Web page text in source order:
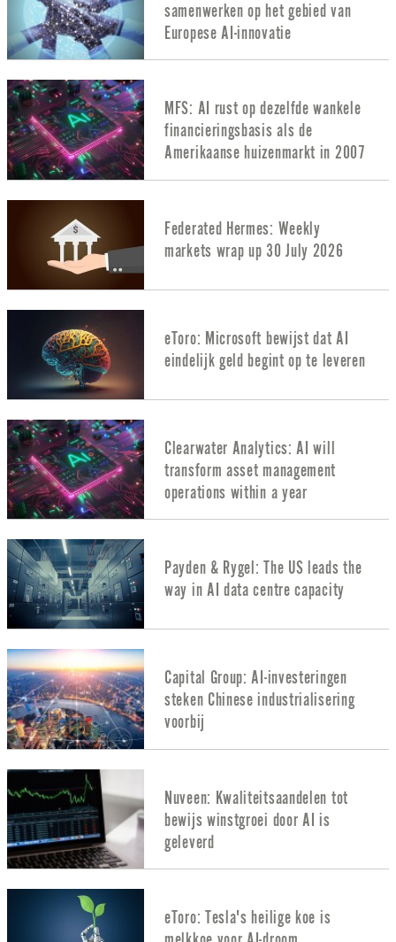
samenwerken op het gebied van
Europese AI-innovatie
MFS: AI rust op dezelfde wankele
financieringsbasis als de
Amerikaanse huizenmarkt in 2007
Federated Hermes: Weekly
markets wrap up 30 July 2026
eToro: Microsoft bewijst dat AI
eindelijk geld begint op te leveren
Clearwater Analytics: AI will
transform asset management
operations within a year
Payden & Rygel: The US leads the
way in AI data centre capacity
Capital Group: AI-investeringen
steken Chinese industrialisering
voorbij
Nuveen: Kwaliteitsaandelen tot
bewijs winstgroei door AI is
geleverd
eToro: Tesla's heilige koe is